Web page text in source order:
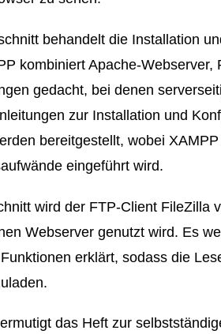
behandelt die Installation
kombiniert Apache-
gedacht, bei denen
zur Installation und
bereitgestellt, wobei
eingeführt wird.
wird der FTP-Client FileZilla
Webserver genutzt wird. Es
erklärt, sodass die
das Heft zur